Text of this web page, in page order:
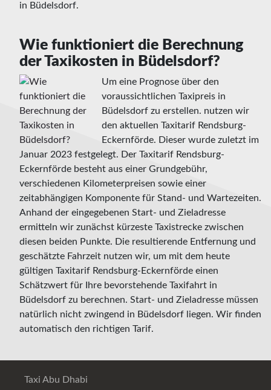
in Büdelsdorf.
Wie funktioniert die Berechnung
der Taxikosten in Büdelsdorf?
Um eine Prognose über den
voraussichtlichen Taxipreis in
Büdelsdorf zu erstellen. nutzen wir
den aktuellen Taxitarif Rendsburg-
Eckernförde. Dieser wurde zuletzt im
Januar 2023 festgelegt. Der Taxitarif Rendsburg-
Eckernförde besteht aus einer Grundgebühr,
verschiedenen Kilometerpreisen sowie einer
zeitabhängigen Komponente für Stand- und Wartezeiten.
Anhand der eingegebenen Start- und Zieladresse
ermitteln wir zunächst kürzeste Taxistrecke zwischen
diesen beiden Punkte. Die resultierende Entfernung und
geschätzte Fahrzeit nutzen wir, um mit dem heute
gültigen Taxitarif Rendsburg-Eckernförde einen
Schätzwert für Ihre bevorstehende Taxifahrt in
Büdelsdorf zu berechnen. Start- und Zieladresse müssen
natürlich nicht zwingend in Büdelsdorf liegen. Wir finden
automatisch den richtigen Tarif.
Taxi Abu Dhabi